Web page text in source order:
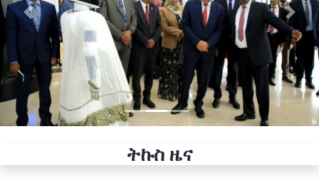
Previous Next
ትኩስ ዜና